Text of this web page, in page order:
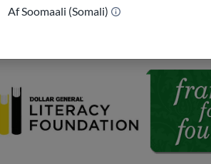
Af Soomaali (Somali)
Finansman patnè